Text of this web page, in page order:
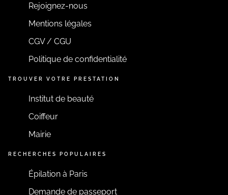
Rejoignez-nous
Mentions légales
CGV / CGU
Politique de confidentialité
TROUVER VOTRE PRESTATION
Institut de beauté
Coiffeur
Mairie
RECHERCHES POPULAIRES
Épilation à Paris
Demande de passeport